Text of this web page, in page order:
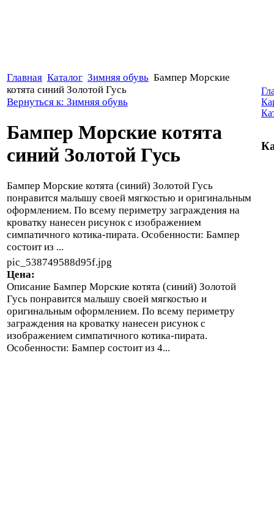
Главная Каталог Зимняя обувь Бампер Морские
котята синий Золотой Гусь
Вернуться к: Зимняя обувь
Бампер Морские котята
синий Золотой Гусь
Бампер Морские котята (синий) Золотой Гусь
понравится малышу своей мягкостью и оригинальным
оформлением. По всему периметру заграждения на
кроватку нанесен рисунок с изображением
симпатичного котика-пирата. Особенности: Бампер
состоит из ...
pic_538749588d95f.jpg
Цена:
Описание Бампер Морские котята (синий) Золотой
Гусь понравится малышу своей мягкостью и
оригинальным оформлением. По всему периметру
заграждения на кроватку нанесен рисунок с
изображением симпатичного котика-пирата.
Особенности: Бампер состоит из 4...